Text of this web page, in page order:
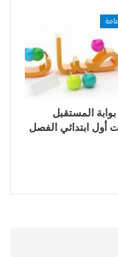
المستقبل
أول ابتدائي الفصل